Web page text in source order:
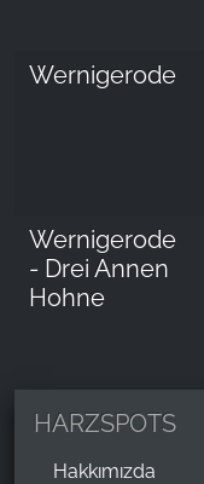
Wernigerode
Wernigerode
- Drei Annen
Hohne
HARZSPOTS
Hakkımızda